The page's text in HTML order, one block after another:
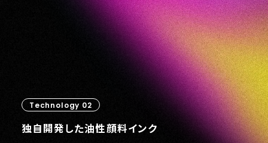
Technology 02
独自開発した油性顔料インク